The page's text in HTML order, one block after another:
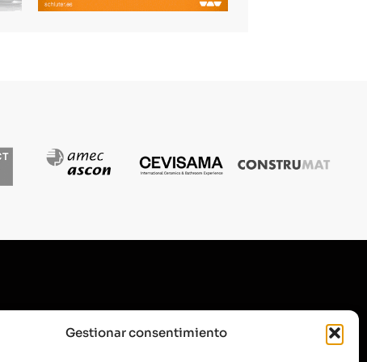
Gestionar consentimiento
SUSCRÍBETE A NUESTRA